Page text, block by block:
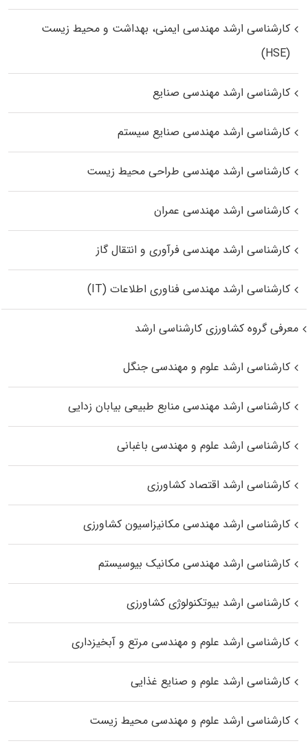
کارشناسی ارشد مهندسی ایمنی، بهداشت و محیط زیست
(HSE)
کارشناسی ارشد مهندسی صنایع
کارشناسی ارشد مهندسی صنایع سیستم
کارشناسی ارشد مهندسی طراحی محیط زیست
کارشناسی ارشد مهندسی عمران
کارشناسی ارشد مهندسی فرآوری و انتقال گاز
کارشناسی ارشد مهندسی فناوری اطلاعات (IT)
معرفی گروه کشاورزی کارشناسی ارشد
کارشناسی ارشد علوم و مهندسی جنگل
کارشناسی ارشد مهندسی منابع طبیعی بیابان زدایی
کارشناسی ارشد علوم و مهندسی باغبانی
کارشناسی ارشد اقتصاد کشاورزی
کارشناسی ارشد مهندسی مکانیزاسیون کشاورزی
کارشناسی ارشد مهندسی مکانیک بیوسیستم
کارشناسی ارشد بیوتکنولوژی کشاورزی
کارشناسی ارشد علوم و مهندسی مرتع و آبخیزداری
کارشناسی ارشد علوم و صنایع غذایی
کارشناسی ارشد علوم و مهندسی محیط زیست